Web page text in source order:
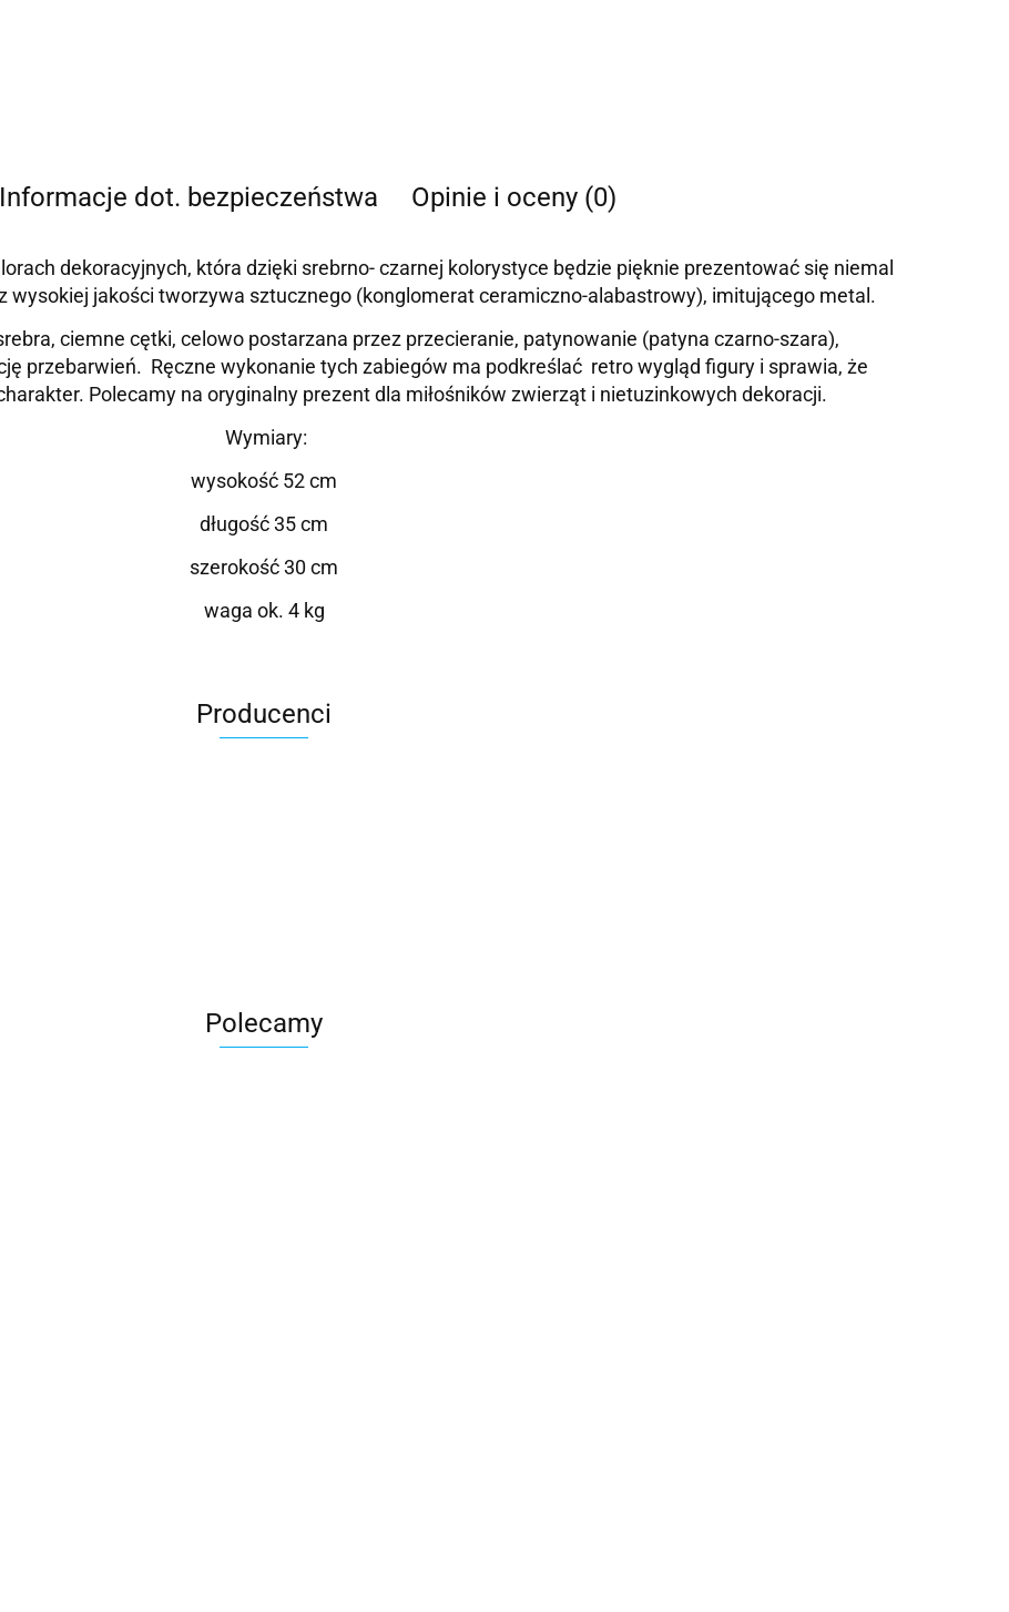
Informacje dot. bezpieczeństwa Opinie i oceny (0)
dekoracyjnych, która dzięki srebrno- czarnej kolorystyce będzie pięknie prezentować się niemal
wysokiej jakości tworzywa sztucznego (konglomerat ceramiczno-alabastrowy), imitującego metal.
ciemne cętki, celowo postarzana przez przecieranie, patynowanie (patyna czarno-szara),
przebarwień. Ręczne wykonanie tych zabiegów ma podkreślać retro wygląd figury i sprawia, że
Polecamy na oryginalny prezent dla miłośników zwierząt i nietuzinkowych dekoracji.
Wymiary:
wysokość 52 cm
długość 35 cm
szerokość 30 cm
waga ok. 4 kg
Producenci
Polecamy